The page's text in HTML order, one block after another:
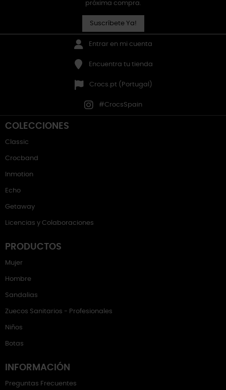
próxima compra.
Suscríbete Ya!
Entrar en mi cuenta
Encuentra tu tienda
Crocs.pt (Portugal)
#CrocsSpain
COLECCIONES
Classic
Crocband
Inmotion
Echo
Getaway
Licencias y Colaboraciones
PRODUCTOS
Mujer
Hombre
Sandalias
Zuecos Sanitarios - Profesionales
Niños
Botas
INFORMACIÓN
Preguntas Frecuentes